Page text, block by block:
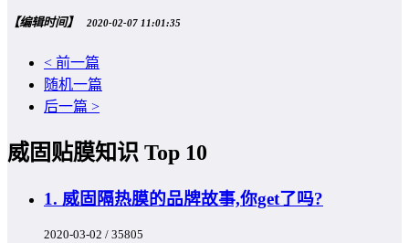
【编辑时间】 2020-02-07 11:01:35
< 前一篇
随机一篇
后一篇 >
威固贴膜知识 Top 10
1. 威固隔热膜的品牌故事,你get了吗?
2020-03-02 / 35805